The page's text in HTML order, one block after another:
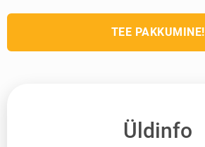
TEE PAKKUMINE!
Üldinfo